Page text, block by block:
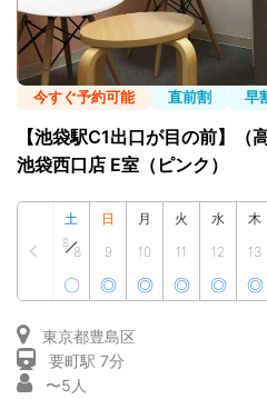
今すぐ予約可能 直前割 早
【池袋駅C1出口が目の前】（
池袋西口店 E室（ピンク）
土
8
8
〇
日
9
◎
月
10
◎
火
11
◎
水
12
◎
木
13
◎
東京都豊島区
要町駅 7分
〜5人